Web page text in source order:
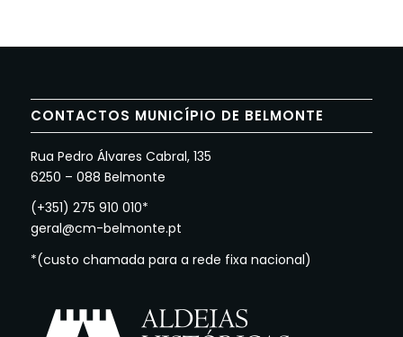
CONTACTOS MUNICÍPIO DE BELMONTE
Rua Pedro Álvares Cabral, 135
6250 – 088 Belmonte
(+351) 275 910 010*
geral@cm-belmonte.pt
*(custo chamada para a rede fixa nacional)